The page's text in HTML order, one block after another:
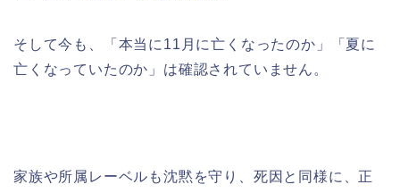
そして今も、「本当に11月に亡くなったのか」「夏に
亡くなっていたのか」は確認されていません。
家族や所属レーベルも沈黙を守り、死因と同様に、正